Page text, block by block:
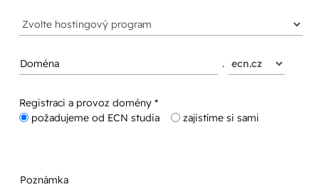
.
Doména
Registraci a provoz domény *
požadujeme od ECN studia
zajistíme si sami
Poznámka